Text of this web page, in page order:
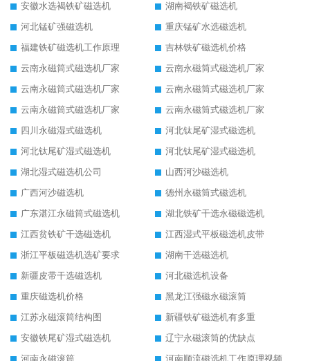
安徽水选褐铁矿磁选机
湖南褐铁矿磁选机
河北锰矿强磁选机
重庆锰矿水选磁选机
福建铁矿磁选机工作原理
吉林铁矿磁选机价格
云南永磁筒式磁选机厂家
云南永磁筒式磁选机厂家
云南永磁筒式磁选机厂家
云南永磁筒式磁选机厂家
云南永磁筒式磁选机厂家
云南永磁筒式磁选机厂家
四川永磁湿式磁选机
河北钛尾矿湿式磁选机
河北钛尾矿湿式磁选机
河北钛尾矿湿式磁选机
湖北湿式磁选机公司
山西河沙磁选机
广西河沙磁选机
德州永磁筒式磁选机
广东湛江永磁筒式磁选机
湖北铁矿干选永磁磁选机
江西贫铁矿干选磁选机
江西湿式平板磁选机皮带
浙江平板磁选机选矿要求
湖南干选磁选机
新疆皮带干选磁选机
河北磁选机设备
重庆磁选机价格
黑龙江强磁永磁滚筒
江苏永磁滚筒结构图
新疆铁矿磁选机有多重
安徽铁尾矿湿式磁选机
辽宁永磁滚筒的优缺点
河南永磁滚筒
河南顺流磁选机工作原理视频